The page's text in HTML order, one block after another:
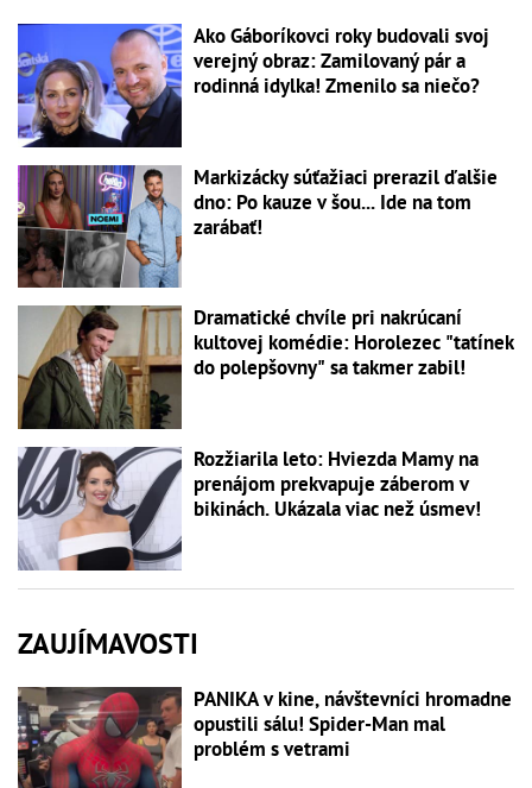
Ako Gáboríkovci roky budovali svoj
verejný obraz: Zamilovaný pár a
rodinná idylka! Zmenilo sa niečo?
Markizácky súťažiaci prerazil ďalšie
dno: Po kauze v šou... Ide na tom
zarábať!
Dramatické chvíle pri nakrúcaní
kultovej komédie: Horolezec "tatínek
do polepšovny" sa takmer zabil!
Rozžiarila leto: Hviezda Mamy na
prenájom prekvapuje záberom v
bikinách. Ukázala viac než úsmev!
ZAUJÍMAVOSTI
PANIKA v kine, návštevníci hromadne
opustili sálu! Spider-Man mal
problém s vetrami